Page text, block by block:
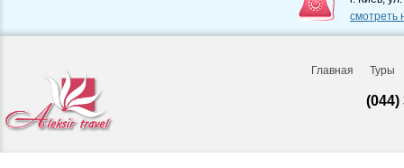
смотреть
Главная Туры
(044)